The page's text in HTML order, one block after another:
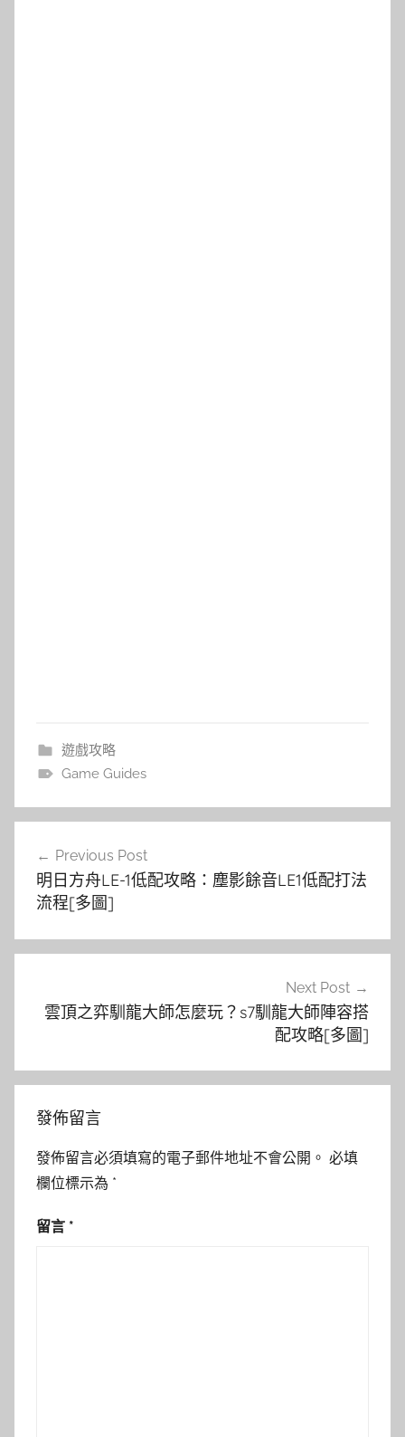
遊戲攻略
Game Guides
覽
Previous Post
明日方舟LE-1低配攻略：塵影餘音LE1低配打法
流程[多圖]
Next Post
雲頂之弈馴龍大師怎麼玩？s7馴龍大師陣容搭
配攻略[多圖]
發佈留言
發佈留言必須填寫的電子郵件地址不會公開。 必填
欄位標示為 *
留言 *